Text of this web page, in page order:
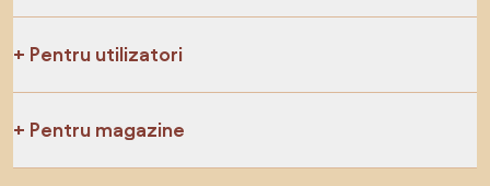
Pentru utilizatori
Pentru magazine